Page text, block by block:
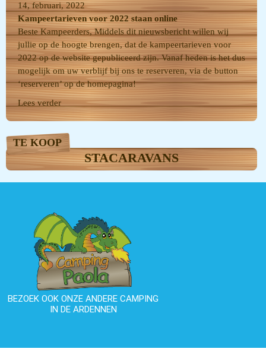
14, februari, 2022
Kampeertarieven voor 2022 staan online
Beste Kampeerders, Middels dit nieuwsbericht willen wij
jullie op de hoogte brengen, dat de kampeertarieven voor
2022 op de website gepubliceerd zijn. Vanaf heden is het dus
mogelijk om uw verblijf bij ons te reserveren, via de button
‘reserveren’ op de homepagina!
Lees verder
TE KOOP
STACARAVANS
BEZOEK OOK ONZE ANDERE CAMPING
IN DE ARDENNEN